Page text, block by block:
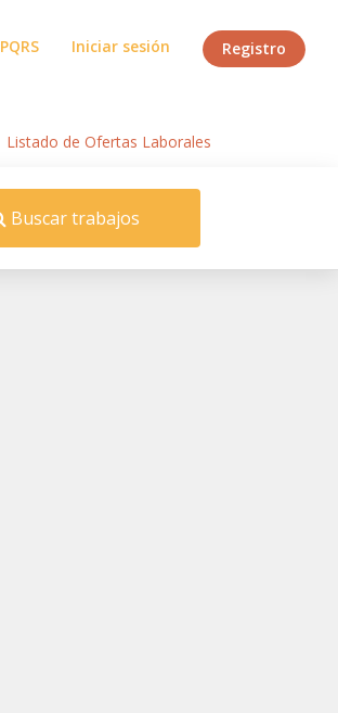
PQRS Iniciar sesión Registro
Listado de Ofertas Laborales
Buscar trabajos